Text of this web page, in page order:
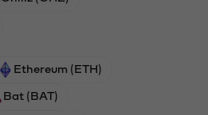
Ethereum (ETH)
Bat (BAT)